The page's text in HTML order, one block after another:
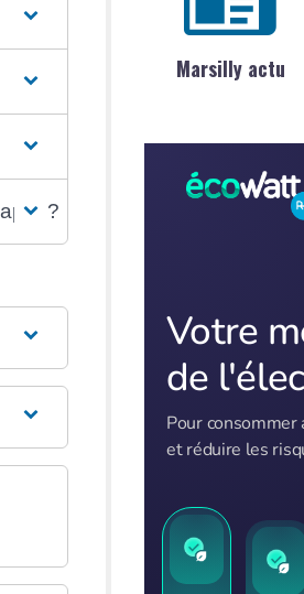
?
Marsilly actu